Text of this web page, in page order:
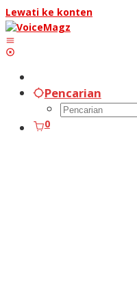
Lewati ke konten
Pencarian
0